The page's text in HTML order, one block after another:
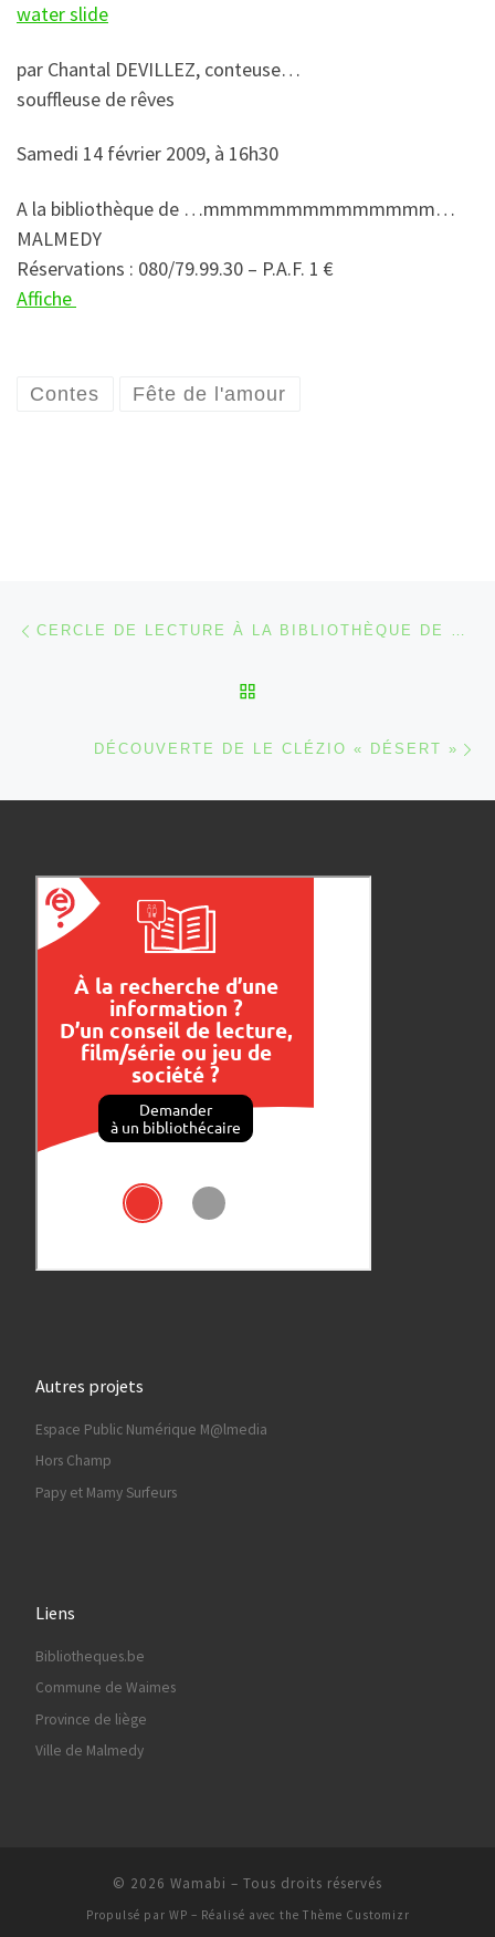
water slide
par Chantal DEVILLEZ, conteuse…
souffleuse de rêves
Samedi 14 février 2009, à 16h30
A la bibliothèque de …mmmmmmmmmmmmmm…
MALMEDY
Réservations : 080/79.99.30 – P.A.F. 1 €
Affiche
Contes Fête de l'amour
Parcourir les articles CERCLE DE LECTURE À LA BIBLIOTHÈQUE DE MALMEDY
DÉCOUVERTE DE LE CLÉZIO « DÉSERT »
Autres projets
Espace Public Numérique M@lmedia
Hors Champ
Papy et Mamy Surfeurs
Liens
Bibliotheques.be
Commune de Waimes
Province de liège
Ville de Malmedy
© 2026 Wamabi – Tous droits réservés
Propulsé par WP – Réalisé avec the Thème Customizr